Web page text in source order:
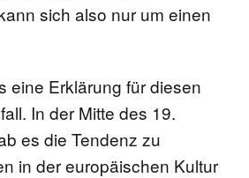
sich also nur um einen
eine Erklärung für diesen
In der Mitte des 19.
es die Tendenz zu
in der europäischen Kultur